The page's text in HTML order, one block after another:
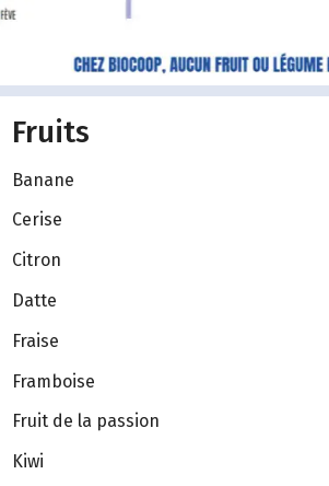
Fruits
Banane
Cerise
Citron
Datte
Fraise
Framboise
Fruit de la passion
Kiwi